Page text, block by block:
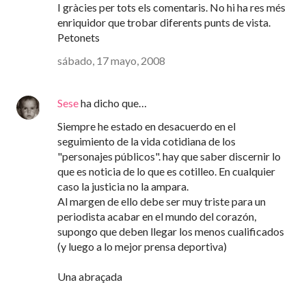
I gràcies per tots els comentaris. No hi ha res més
enriquidor que trobar diferents punts de vista.
Petonets
sábado, 17 mayo, 2008
Seseha dicho que…
Siempre he estado en desacuerdo en el
seguimiento de la vida cotidiana de los
"personajes públicos". hay que saber discernir lo
que es noticia de lo que es cotilleo. En cualquier
caso la justicia no la ampara.
Al margen de ello debe ser muy triste para un
periodista acabar en el mundo del corazón,
supongo que deben llegar los menos cualificados
(y luego a lo mejor prensa deportiva)
Una abraçada